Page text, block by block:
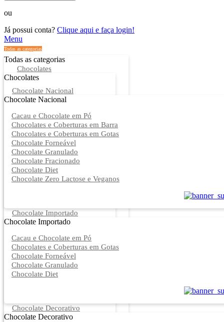
ou
Já possui conta? Clique aqui e faça login!
Menu
Todas as categorias
Todas as categorias
Chocolates
Chocolates
Chocolate Nacional
Chocolate Nacional
Cacau e Chocolate em Pó
Chocolates e Coberturas em Barra
Chocolates e Coberturas em Gotas
Chocolate Forneável
Chocolate Granulado
Chocolate Fracionado
Chocolate Diet
Chocolate Zero Lactose e Veganos
Chocolate Importado
Chocolate Importado
Cacau e Chocolate em Pó
Chocolates e Coberturas em Gotas
Chocolate Forneável
Chocolate Granulado
Chocolate Diet
Chocolate Decorativo
Chocolate Decorativo